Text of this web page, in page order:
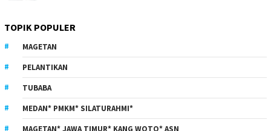
TOPIK POPULER
MAGETAN
PELANTIKAN
TUBABA
MEDAN* PMKM* SILATURAHMI*
MAGETAN* JAWA TIMUR* KANG WOTO* ASN